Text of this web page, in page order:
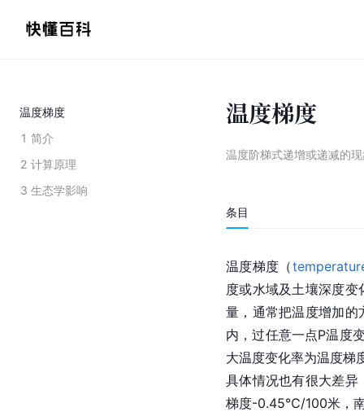
温度梯度
1 简介
2 计算原理
3 生态学影响
温度梯度
温度阶梯式递增或递减的
条目
温度梯度（
度或水域及土壤深度
量，通常把温度增加的
内，过任意一点P温度
大温度变化率为温度梯
具体情况也有很大差异
梯度-0.45℃/100米，